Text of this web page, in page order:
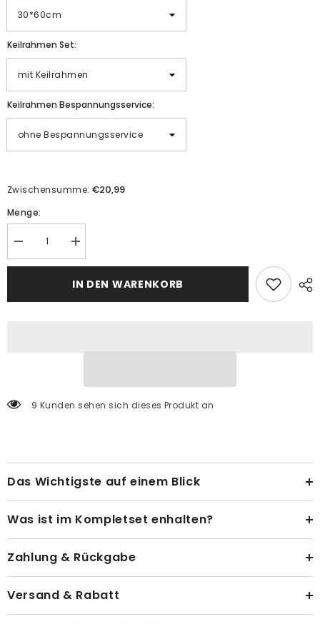
Keilrahmen Set:
Keilrahmen Bespannungsservice:
Zwischensumme:€20,99
Menge:
Menge
verringern
für
Menge
erhöhen
für
nach
IN DEN WARENKORB
9 Kunden sehen sich dieses Produkt an
Das Wichtigste auf einem Blick
Was ist im Kompletset enhalten?
Zahlung & Rückgabe
Versand & Rabatt